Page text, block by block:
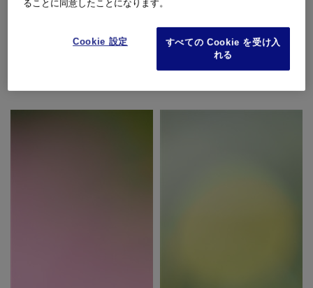
OM-1
ISO1600 1/640秒
ることに同意したことになります。
Cookie 設定
すべての Cookie を受け入
れる